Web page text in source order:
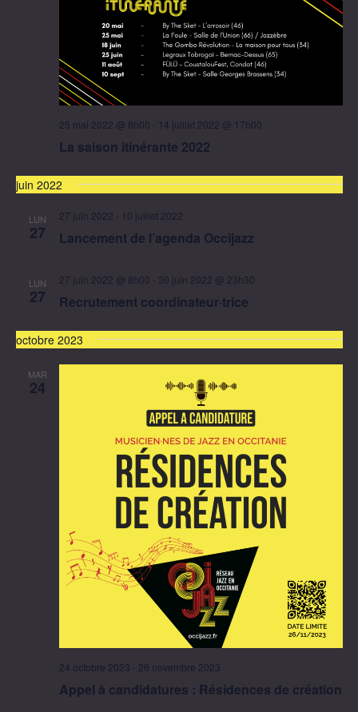
25 mai 2022 @ 8h00 - 14 juillet 2022 @ 17h00
La saison itinérante 2022
juin 2022
LUN
27
27 juin 2022 - 10 juillet 2022
Lancement de l’agenda Occijazz
LUN
27
27 juin 2022 @ 8h00 - 30 juin 2022 @ 23h30
Recrutement coordinateur·trice
octobre 2023
MAR
24
24 octobre 2023 - 26 novembre 2023
Appel à candidatures : Résidences de création